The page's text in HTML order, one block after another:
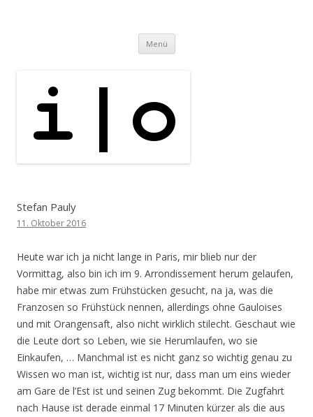
Menü Zum
springen
Stefan Pauly
11. Oktober 2016
Heute war ich ja nicht lange in Paris, mir blieb nur der
Vormittag, also bin ich im 9. Arrondissement herum gelaufen,
habe mir etwas zum Frühstücken gesucht, na ja, was die
Franzosen so Frühstück nennen, allerdings ohne Gauloises
und mit Orangensaft, also nicht wirklich stilecht. Geschaut wie
die Leute dort so Leben, wie sie Herumlaufen, wo sie
Einkaufen, … Manchmal ist es nicht ganz so wichtig genau zu
Wissen wo man ist, wichtig ist nur, dass man um eins wieder
am Gare de l’Est ist und seinen Zug bekommt. Die Zugfahrt
nach Hause ist derade einmal 17 Minuten kürzer als die aus